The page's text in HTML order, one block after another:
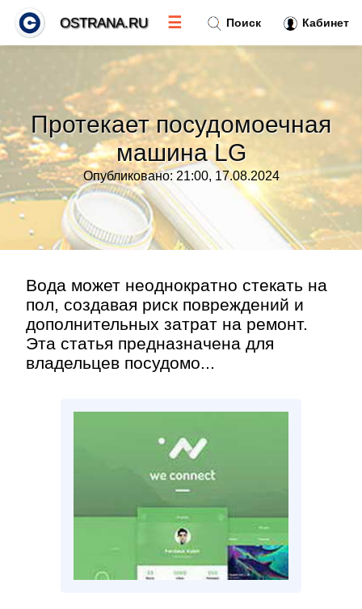
Протекает посудомоечная
машина LG
Опубликовано: 21:00, 17.08.2024
Вода может неоднократно стекать на
пол, создавая риск повреждений и
дополнительных затрат на ремонт.
Эта статья предназначена для
владельцев посудомо...
Поиск Кабинет
OSTRANA.RU ☰
Тренды новостей»
Рубрики»
Правила»
Контакт»